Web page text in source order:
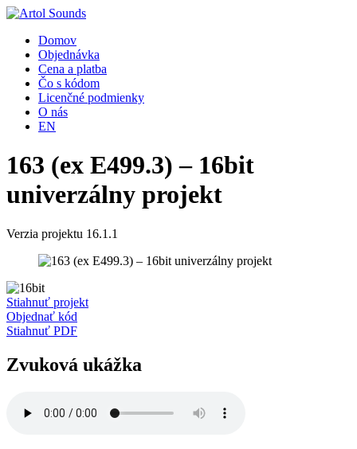
Domov
Objednávka
Cena a platba
Čo s kódom
Licenčné podmienky
O nás
EN
163 (ex E499.3) – 16bit
univerzálny projekt
Verzia projektu 16.1.1
Stiahnuť projekt
Objednať kód
Stiahnuť PDF
Zvuková ukážka